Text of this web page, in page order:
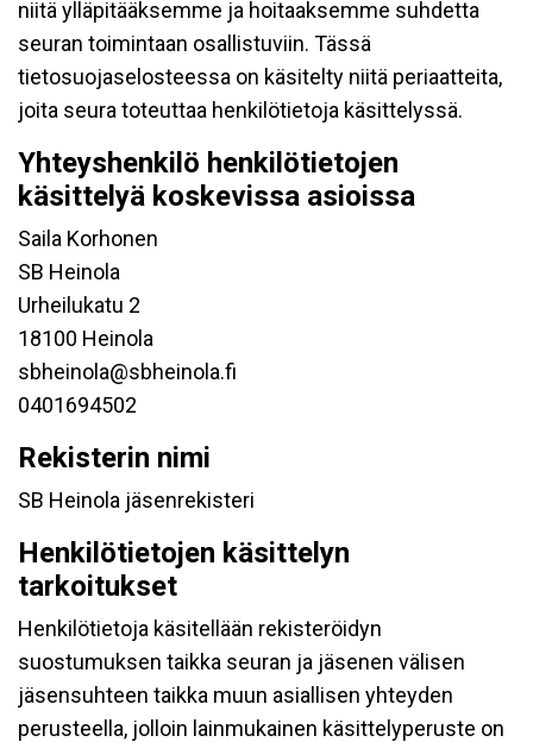
niitä ylläpitääksemme ja hoitaaksemme suhdetta
seuran toimintaan osallistuviin. Tässä
tietosuojaselosteessa on käsitelty niitä periaatteita,
joita seura toteuttaa henkilötietoja käsittelyssä.
Yhteyshenkilö henkilötietojen
käsittelyä koskevissa asioissa
Saila Korhonen
SB Heinola
Urheilukatu 2
18100 Heinola
sbheinola@sbheinola.fi
0401694502
Rekisterin nimi
SB Heinola jäsenrekisteri
Henkilötietojen käsittelyn
tarkoitukset
Henkilötietoja käsitellään rekisteröidyn
suostumuksen taikka seuran ja jäsenen välisen
jäsensuhteen taikka muun asiallisen yhteyden
perusteella, jolloin lainmukainen käsittelyperuste on